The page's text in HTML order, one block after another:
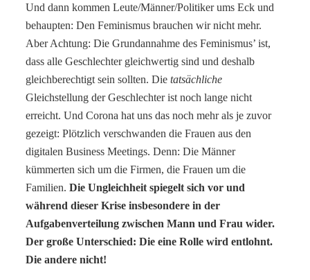
Und dann kommen Leute/Männer/Politiker ums Eck und
behaupten: Den Feminismus brauchen wir nicht mehr.
Aber Achtung: Die Grundannahme des Feminismus’ ist,
dass alle Geschlechter gleichwertig sind und deshalb
gleichberechtigt sein sollten. Dietatsächliche
Gleichstellung der Geschlechter ist noch lange nicht
erreicht. Und Corona hat uns das noch mehr als je zuvor
gezeigt: Plötzlich verschwanden die Frauen aus den
digitalen Business Meetings. Denn: Die Männer
kümmerten sich um die Firmen, die Frauen um die
Familien.Die Ungleichheit spiegelt sich vor und
während dieser Krise insbesondere in der
Aufgabenverteilung zwischen Mann und Frau wider.
Der große Unterschied: Die eine Rolle wird entlohnt.
Die andere nicht!